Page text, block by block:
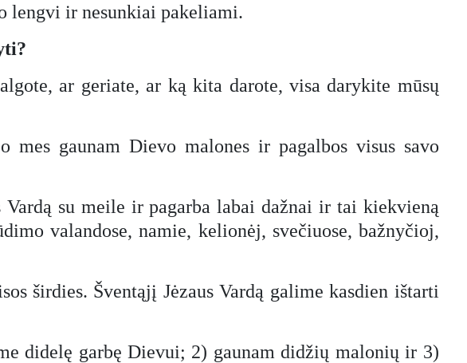
lengvi ir nesunkiai pakeliami.
ar geriate, ar ką kita darote, visa darykite mūsų
gaunam Dievo malones ir pagalbos visus savo
su meile ir pagarba labai dažnai ir tai kiekvieną
valandose, namie, kelionėj, svečiuose, bažnyčioj,
širdies. Šventąjį Jėzaus Vardą galime kasdien ištarti
didelę garbę Dievui; 2) gaunam didžių malonių ir 3)